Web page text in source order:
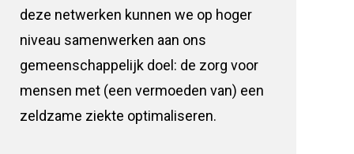
deze netwerken kunnen we op hoger
niveau samenwerken aan ons
gemeenschappelijk doel: de zorg voor
mensen met (een vermoeden van) een
zeldzame ziekte optimaliseren.